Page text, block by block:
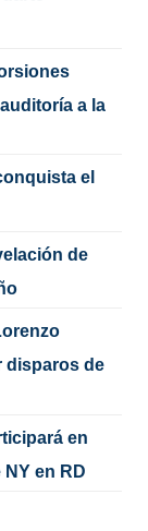
a la
el
de
disparos de
en
en RD